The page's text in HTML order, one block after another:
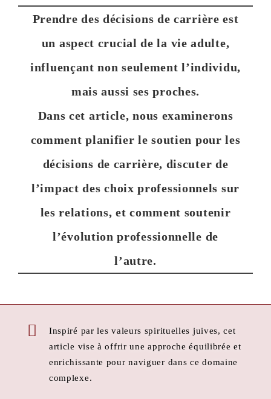
Prendre des décisions de carrière est
un aspect crucial de la vie adulte,
influençant non seulement l’individu,
mais aussi ses proches.
Dans cet article, nous examinerons
comment planifier le soutien pour les
décisions de carrière, discuter de
l’impact des choix professionnels sur
les relations, et comment soutenir
l’évolution professionnelle de
l’autre.
Inspiré par les valeurs spirituelles juives, cet
article vise à offrir une approche équilibrée et
enrichissante pour naviguer dans ce domaine
complexe.